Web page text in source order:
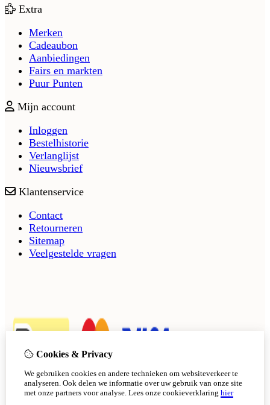
Extra
Merken
Cadeaubon
Aanbiedingen
Fairs en markten
Puur Punten
Mijn account
Inloggen
Bestelhistorie
Verlanglijst
Nieuwsbrief
Klantenservice
Contact
Retourneren
Sitemap
Veelgestelde vragen
Cookies & Privacy
We gebruiken cookies en andere technieken om websiteverkeer te
analyseren. Ook delen we informatie over uw gebruik van onze site
met onze partners voor analyse. Lees onze cookieverklaring hier